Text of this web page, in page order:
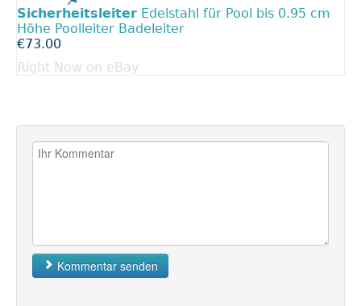
Sicherheitsleiter Edelstahl für Pool bis 0.95 cm
Höhe Poolleiter Badeleiter
€73.00
Right Now on eBay
Kommentar senden